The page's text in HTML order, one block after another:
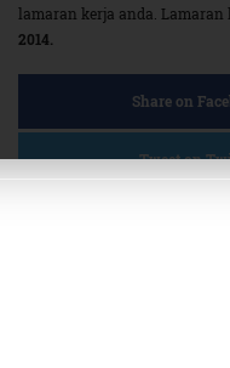
lamaran kerja anda.
2014.
Share on
Tweet on
Lowongan